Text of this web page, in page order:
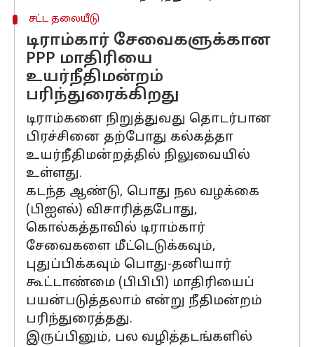
சட்ட தலையீடு
டிராம்கார் சேவைகளுக்கான
PPP மாதிரியை
உயர்நீதிமன்றம்
பரிந்துரைக்கிறது
டிராம்களை நிறுத்துவது தொடர்பான
பிரச்சினை தற்போது கல்கத்தா
உயர்நீதிமன்றத்தில் நிலுவையில்
உள்ளது.
கடந்த ஆண்டு, பொது நல வழக்கை
(பிஐஎல்) விசாரித்தபோது, ​​
கொல்கத்தாவில் டிராம்கார்
சேவைகளை மீட்டெடுக்கவும்,
புதுப்பிக்கவும் பொது-தனியார்
கூட்டாண்மை (பிபிபி) மாதிரியைப்
பயன்படுத்தலாம் என்று நீதிமன்றம்
பரிந்துரைத்தது.
இருப்பினும், பல வழித்தடங்களில்